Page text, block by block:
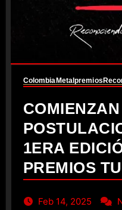
ColombiaMetalpremios
1ERA
PREMIOS
Feb 14, 2025